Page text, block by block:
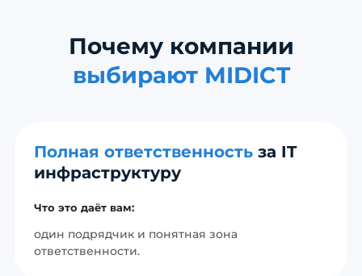
Почему компании
выбирают MIDICT
Полная ответственность за IT
инфраструктуру
Что это даёт вам:
один подрядчик и понятная зона
ответственности.